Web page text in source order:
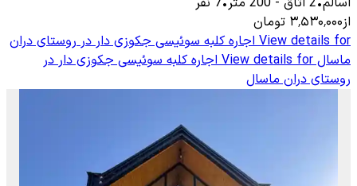
از۳٬۵۳۰٬۰۰۰ تومان
View details for اجاره کلبه سوئیسی جکوزی دار در ر‌وستای دران
ماسالView details for اجاره کلبه سوئیسی جکوزی دار در
ر‌وستای دران ماسال